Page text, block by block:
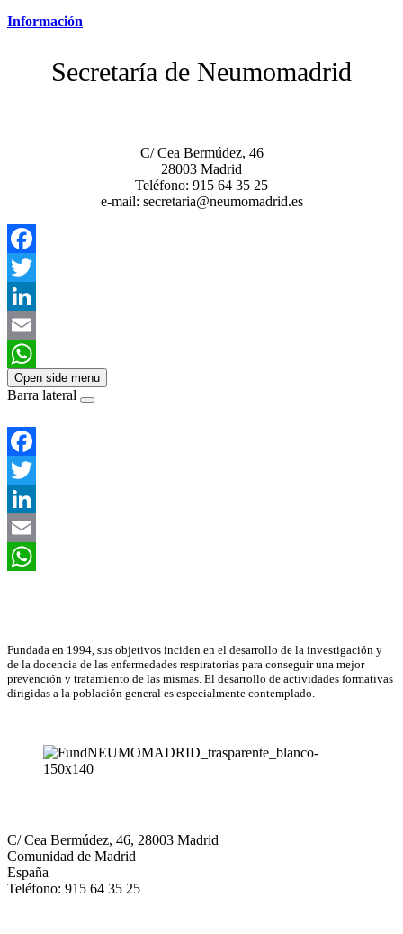
Información
Secretaría de Neumomadrid
C/ Cea Bermúdez, 46
28003 Madrid
Teléfono: 915 64 35 25
e-mail: secretaria@neumomadrid.es
Facebook
Twitter
LinkedIn
Email
WhatsApp
Open side menu
Barra lateral
Facebook
Twitter
LinkedIn
Email
Fundada en 1994, sus objetivos inciden en el desarrollo de la investigación y
de la docencia de las enfermedades respiratorias para conseguir una mejor
prevención y tratamiento de las mismas. El desarrollo de actividades formativas
dirigidas a la población general es especialmente contemplado.
C/ Cea Bermúdez, 46, 28003 Madrid
Comunidad de Madrid
España
Teléfono: 915 64 35 25